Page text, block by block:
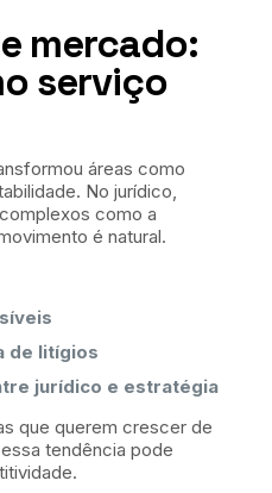
mercado:
serviço
áreas como
No jurídico,
como a
é natural.
de litígios
jurídico e estratégia
que querem crescer de
tendência pode